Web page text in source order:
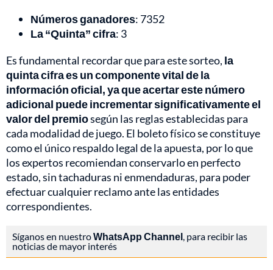
Números ganadores: 7352
La “Quinta” cifra: 3
Es fundamental recordar que para este sorteo, la
quinta cifra es un componente vital de la
información oficial, ya que acertar este número
adicional puede incrementar significativamente el
valor del premiosegún las reglas establecidas para
cada modalidad de juego. El boleto físico se constituye
como el único respaldo legal de la apuesta, por lo que
los expertos recomiendan conservarlo en perfecto
estado, sin tachaduras ni enmendaduras, para poder
efectuar cualquier reclamo ante las entidades
correspondientes.
Síganos en nuestroWhatsApp Channel, para recibir las
noticias de mayor interés